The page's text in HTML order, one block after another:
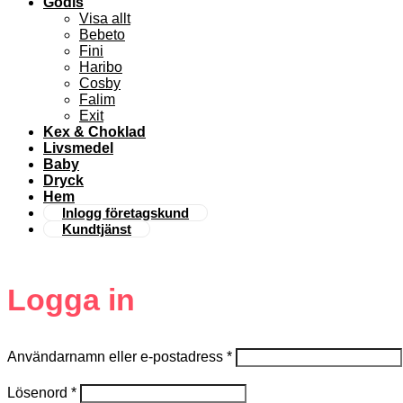
Visa allt
Bebeto
Fini
Haribo
Cosby
Falim
Exit
Kex & Choklad
Livsmedel
Baby
Dryck
Hem
Inlogg företagskund
Kundtjänst
Logga in
Användarnamn eller e-postadress *
Lösenord *